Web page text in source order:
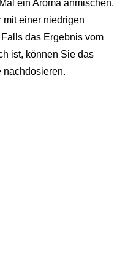
ein Aroma anmischen,
mit einer niedrigen
das Ergebnis vom
ist, können Sie das
nachdosieren.